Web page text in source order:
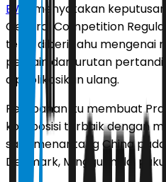
BWF
menyatakan
General Competition
telah diberi tahu mengenai
pemain dan urutan
dipublikasikan ulang.
Perubahan itu membuat
komposisi terbaik dengan
saat menantang China
Denmark, Minggu mulai